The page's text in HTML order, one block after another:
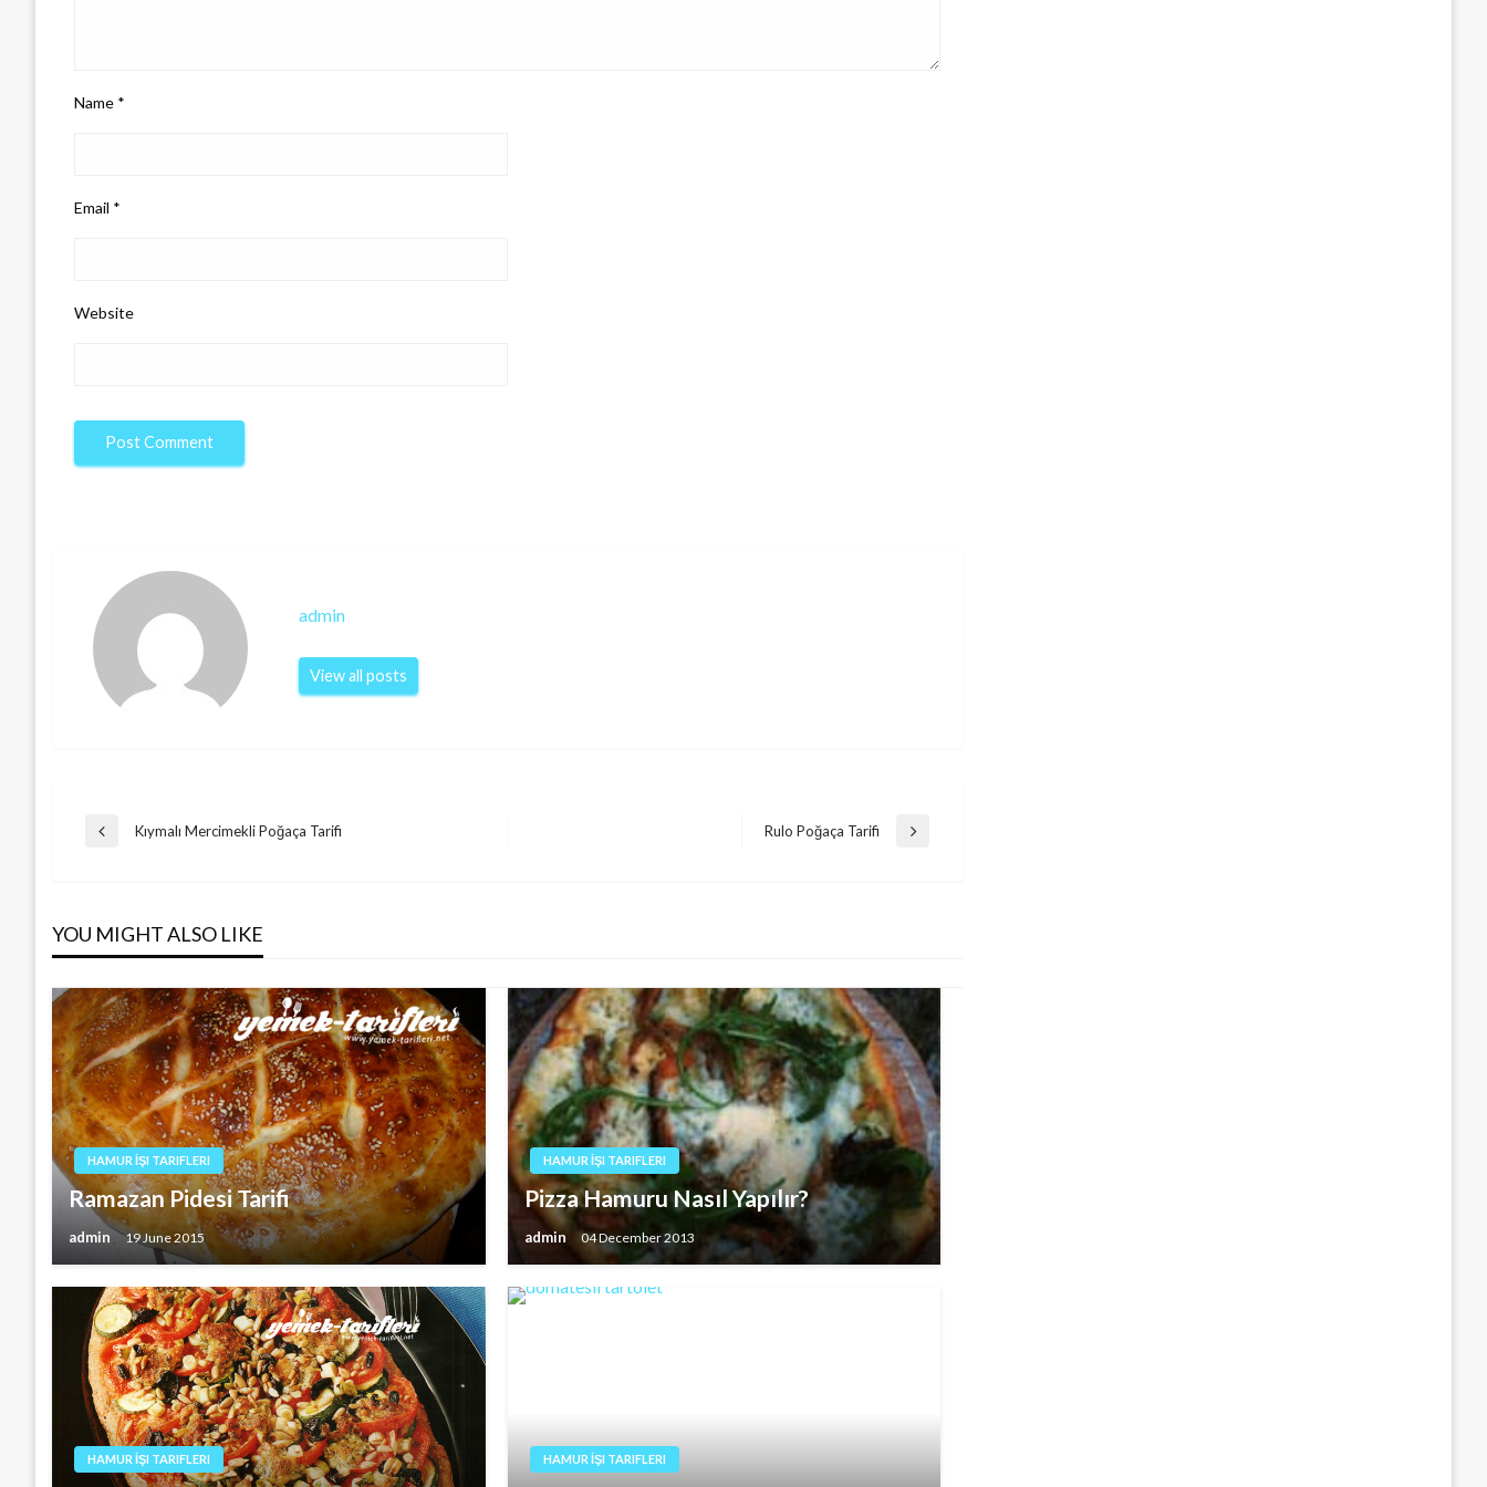
Name *
Email *
Website
admin
View all posts
Post
Previous
Kıymalı Mercimekli Poğaça Tarifi
Next
Rulo Poğaça Tarifi
YOU MIGHT ALSO LIKE
HAMUR İŞI TARIFLERI
Ramazan Pidesi Tarifi
admin 19 June 2015
HAMUR İŞI TARIFLERI
Pizza Hamuru Nasıl Yapılır?
admin 04 December 2013
HAMUR İŞI TARIFLERI HAMUR İŞI TARIFLERI